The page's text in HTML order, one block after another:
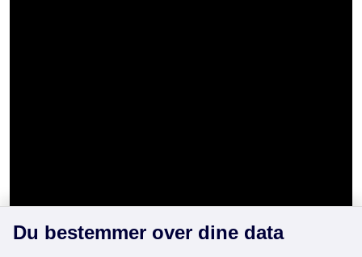
Du bestemmer over dine data